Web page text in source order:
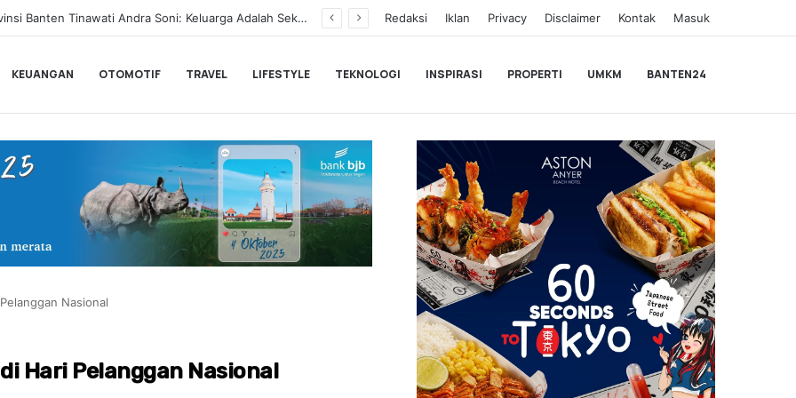
BLACKPINK Gelar Meet & Greet Spesial Rayakan Anniversary ke-10, Ini Syarat dan Jadwalnya Redaksi Iklan Privacy Disclaimer Kontak Masuk
KEUANGAN OTOMOTIF TRAVEL LIFESTYLE TEKNOLOGI INSPIRASI PROPERTI UMKM BANTEN24
Nasional
Hari Pelanggan Nasional